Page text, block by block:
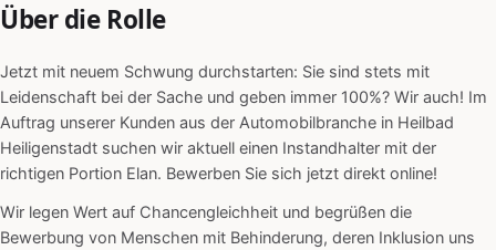
Über die Rolle
Jetzt mit neuem Schwung durchstarten: Sie sind stets mit
Leidenschaft bei der Sache und geben immer 100%? Wir auch! Im
Auftrag unserer Kunden aus der Automobilbranche in Heilbad
Heiligenstadt suchen wir aktuell einen Instandhalter mit der
richtigen Portion Elan. Bewerben Sie sich jetzt direkt online!
Wir legen Wert auf Chancengleichheit und begrüßen die
Bewerbung von Menschen mit Behinderung, deren Inklusion uns